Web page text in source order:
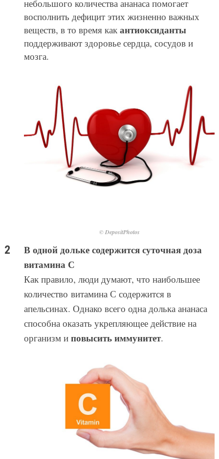
небольшого количества ананаса помогает
восполнить дефицит этих жизненно важных
веществ, в то время как антиоксиданты
поддерживают здоровье сердца, сосудов и
мозга.
© DepositPhotos
В одной дольке содержится суточная доза
витамина С
Как правило, люди думают, что наибольшее
количество витамина С содержится в
апельсинах. Однако всего одна долька ананаса
способна оказать укрепляющее действие на
организм иповысить иммунитет.